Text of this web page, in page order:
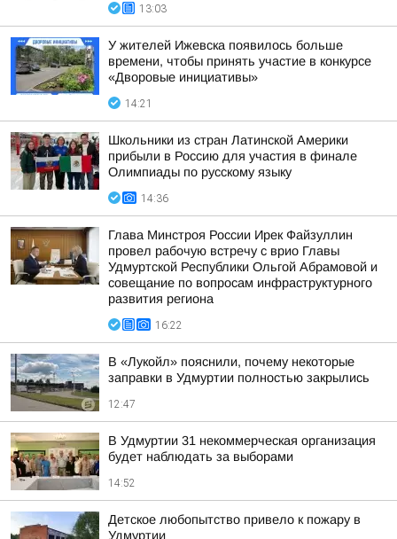
13:03
У жителей Ижевска появилось больше
времени, чтобы принять участие в конкурсе
«Дворовые инициативы»
14:21
Школьники из стран Латинской Америки
прибыли в Россию для участия в финале
Олимпиады по русскому языку
14:36
Глава Минстроя России Ирек Файзуллин
провел рабочую встречу с врио Главы
Удмуртской Республики Ольгой Абрамовой и
совещание по вопросам инфраструктурного
развития региона
16:22
В «Лукойл» пояснили, почему некоторые
заправки в Удмуртии полностью закрылись
12:47
В Удмуртии 31 некоммерческая организация
будет наблюдать за выборами
14:52
Детское любопытство привело к пожару в
Удмуртии